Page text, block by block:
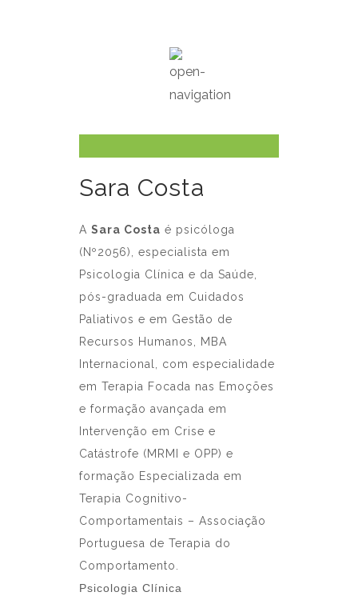
Sara Costa
A Sara Costa é psicóloga
(Nº2056)
, especialista em
Psicologia Clínica e da Saúde,
pós-graduada em Cuidados
Paliativos e em Gestão de
Recursos Humanos, MBA
Internacional, com especialidade
em Terapia Focada nas Emoções
e formação avançada em
Intervenção em Crise e
Catástrofe (MRMI e OPP) e
formação Especializada em
Terapia Cognitivo-
Comportamentais – Associação
Portuguesa de Terapia do
Comportamento.
Psicologia Clínica